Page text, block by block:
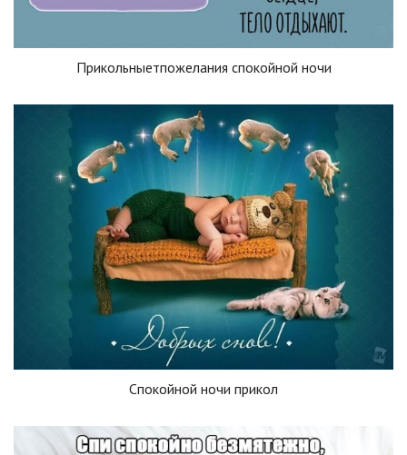
Прикольныетпожелания спокойной ночи
Спокойной ночи прикол